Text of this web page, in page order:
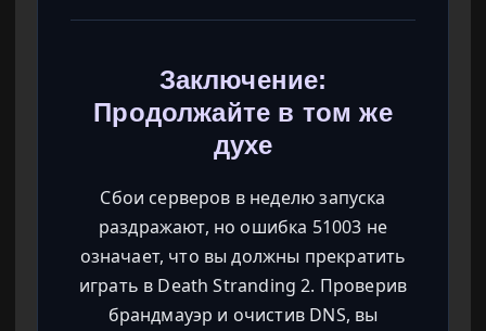
Заключение:
Продолжайте в том же
духе
Сбои серверов в неделю запуска
раздражают, но ошибка 51003 не
означает, что вы должны прекратить
играть в Death Stranding 2. Проверив
брандмауэр и очистив DNS, вы